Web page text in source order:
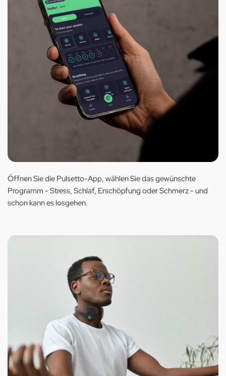
Öffnen Sie die Pulsetto-App, wählen Sie das gewünschte
Programm - Stress, Schlaf, Erschöpfung oder Schmerz - und
schon kann es losgehen.